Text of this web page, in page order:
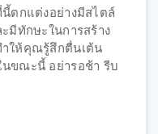
ตกแต่งอย่างมีสไตล์
มีทักษะในการสร้าง
ำให้คุณรู้สึกตื่นเต้น
ขณะนี้ อย่ารอช้า รีบ